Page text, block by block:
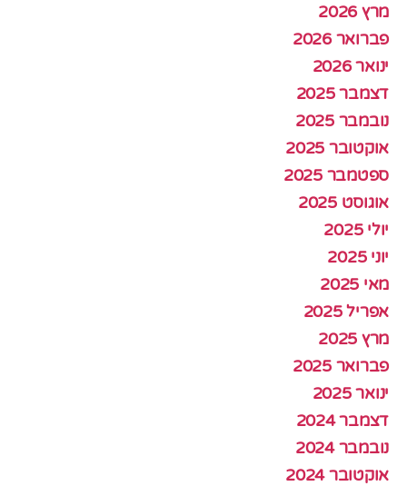
מרץ 2026
פברואר 2026
ינואר 2026
דצמבר 2025
נובמבר 2025
אוקטובר 2025
ספטמבר 2025
אוגוסט 2025
יולי 2025
יוני 2025
מאי 2025
אפריל 2025
מרץ 2025
פברואר 2025
ינואר 2025
דצמבר 2024
נובמבר 2024
אוקטובר 2024